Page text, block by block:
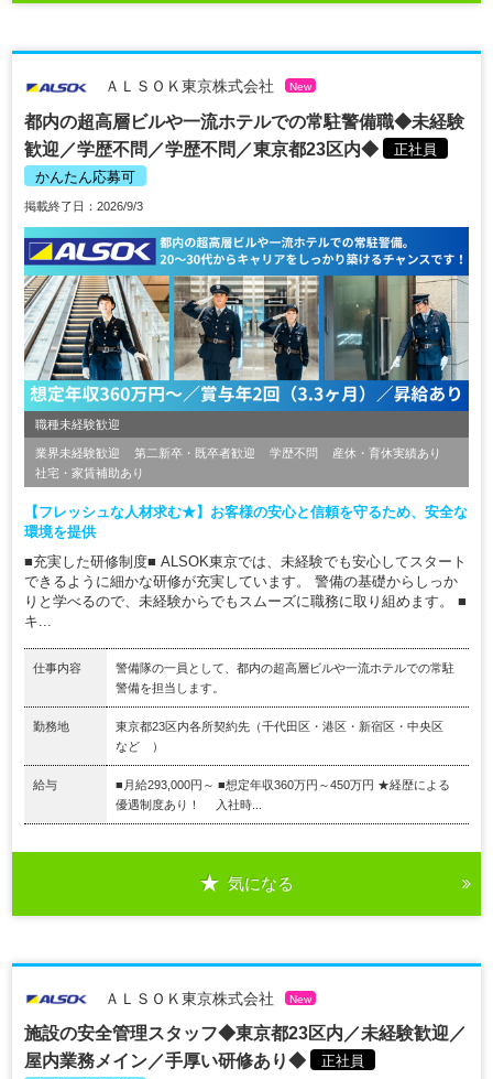
ＡＬＳＯＫ東京株式会社 New
都内の超高層ビルや一流ホテルでの常駐警備職◆未経験
歓迎／学歴不問／学歴不問／東京都23区内◆
正社員
かんたん応募可
掲載終了日：2026/9/3
職種未経験歓迎
業界未経験歓迎 第二新卒・既卒者歓迎 学歴不問
産休・育休実績あり
社宅・家賃補助あり
【フレッシュな人材求む★】お客様の安心と信頼を守るため、安全な
環境を提供
■充実した研修制度■ ALSOK東京では、未経験でも安心してスタート
できるように細かな研修が充実しています。 警備の基礎からしっか
りと学べるので、未経験からでもスムーズに職務に取り組めます。 ■
キ...
仕事内容
警備隊の一員として、都内の超高層ビルや一流ホテルでの常駐
警備を担当します。
勤務地
東京都23区内各所契約先（千代田区・港区・新宿区・中央区
など ）
給与
■月給293,000円～ ■想定年収360万円～450万円 ★経歴による
優遇制度あり！ 入社時...
気になる
ＡＬＳＯＫ東京株式会社 New
施設の安全管理スタッフ◆東京都23区内／未経験歓迎／
屋内業務メイン／手厚い研修あり◆
正社員